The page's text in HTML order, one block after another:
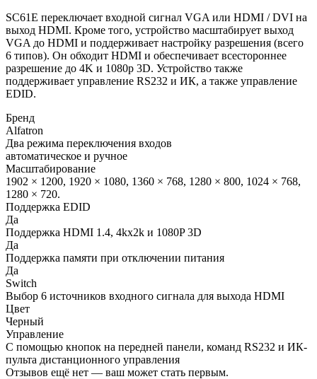
SC61E переключает входной сигнал VGA или HDMI / DVI на
выход HDMI. Кроме того, устройство масштабирует выход
VGA до HDMI и поддерживает настройку разрешения (всего
6 типов). Он обходит HDMI и обеспечивает всестороннее
разрешение до 4K и 1080p 3D. Устройство также
поддерживает управление RS232 и ИК, а также управление
EDID.
Бренд
Alfatron
Два режима переключения входов
автоматическое и ручное
Масштабирование
1902 × 1200, 1920 × 1080, 1360 × 768, 1280 × 800, 1024 × 768,
1280 × 720.
Поддержка EDID
Да
Поддержка HDMI 1.4, 4kx2k и 1080P 3D
Да
Поддержка памяти при отключении питания
Да
Switch
Выбор 6 источников входного сигнала для выхода HDMI
Цвет
Черный
Управление
С помощью кнопок на передней панели, команд RS232 и ИК-
пульта дистанционного управления
Отзывов ещё нет — ваш может стать первым.